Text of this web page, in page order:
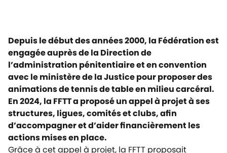
Depuis le début des années 2000, la Fédération est
engagée auprès de la Direction de
l’administration pénitentiaire et en convention
avec le ministère de la Justice pour proposer des
animations de tennis de table en milieu carcéral.
En 2024, la FFTT a proposé un appel à projet à ses
structures, ligues, comités et clubs, afin
d’accompagner et d’aider financièrement les
actions mises en place.
Grâce à cet appel à projet, la FFTT proposait